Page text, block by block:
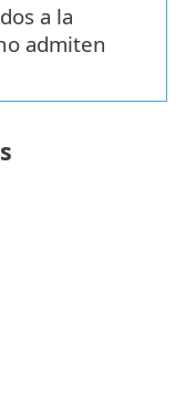
a la
admiten